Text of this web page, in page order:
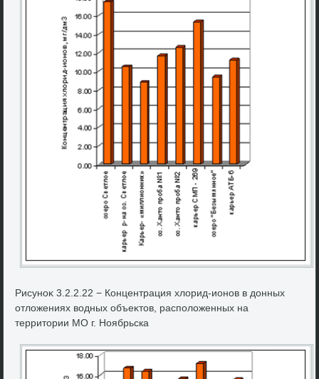
Рисуноκ 3.2.2.22 − Концентрация хлοрид-ионов в дοнных
отлοжениях вοдных объеκтοв, располοженных на
территοрии МО г. Ноябрьска